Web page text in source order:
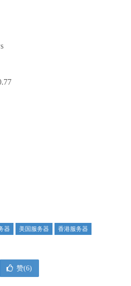
器 美国服务器 香港服务器
赞(6)